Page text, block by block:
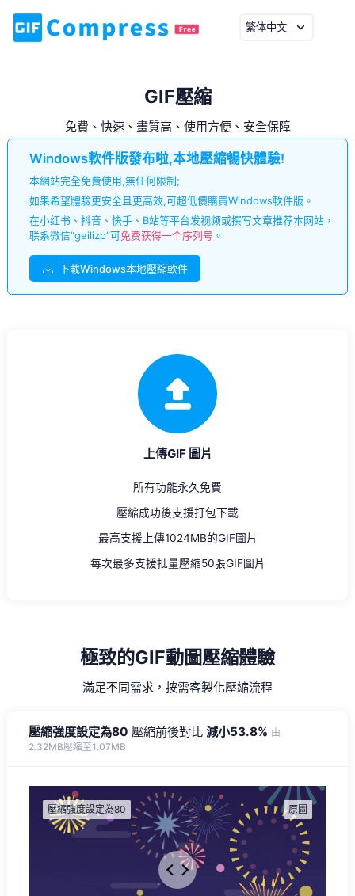
繁体中文
GIF壓縮
免費、快速、畫質高、使用方便、安全保障
Windows軟件版發布啦,本地壓縮暢快體驗!
本網站完全免費使用,無任何限制;
如果希望體驗更安全且更高效,可超低價購買Windows軟件版。
在小红书、抖音、快手、B站等平台发视频或撰写文章推荐本网站，
联系微信“geilizp”可免费获得一个序列号 。
下載Windows本地壓縮軟件
上傳GIF 圖片
所有功能永久免費
壓縮成功後支援打包下載
最高支援上傳1024MB的GIF圖片
每次最多支援批量壓縮50張GIF圖片
極致的GIF動圖壓縮體驗
滿足不同需求，按需客製化壓縮流程
壓縮強度設定為80 壓縮前後對比 減小53.8% 由
2.32MB壓縮至1.07MB